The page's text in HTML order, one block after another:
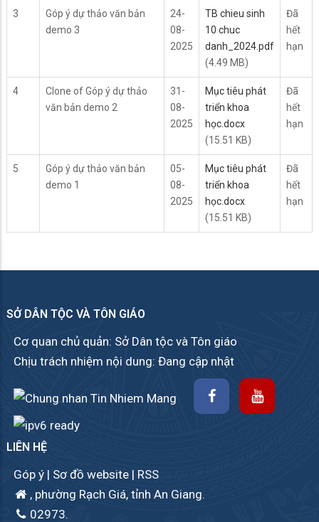
3
Góp ý dự thảo văn bản
demo 3
24-
08-
2025
TB chieu sinh
10 chuc
danh_2024.pdf
(4.49 MB)
Đã
hết
hạn
4
Clone of Góp ý dự thảo
văn bản demo 2
31-
08-
2025
Mục tiêu phát
triển khoa
học.docx
(15.51 KB)
Đã
hết
hạn
5
Góp ý dự thảo văn bản
demo 1
05-
08-
2025
Mục tiêu phát
triển khoa
học.docx
(15.51 KB)
Đã
hết
hạn
SỞ DÂN TỘC VÀ TÔN GIÁO
Cơ quan chủ quản: Sở Dân tộc và Tôn giáo
Chịu trách nhiệm nội dung: Đang cập nhật
LIÊN HỆ
Góp ý | Sơ đồ website | RSS
, phường Rạch Giá, tỉnh An Giang.
02973.